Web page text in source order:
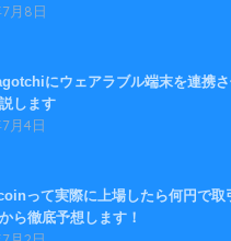
月8日
にウェアラブル端末を連携
します
月4日
って実際に上場したら何円で取
ら徹底予想します！